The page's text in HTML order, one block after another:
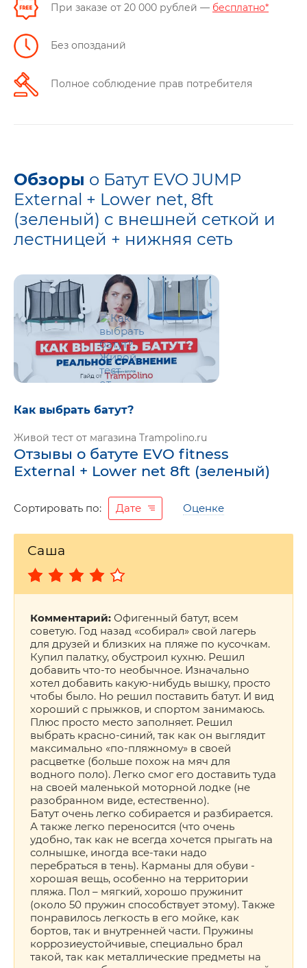
При заказе от 20 000 рублей — бесплатно*
Без опозданий
Полное соблюдение прав потребителя
Обзоры о Батут EVO JUMP
External + Lower net, 8ft
(зеленый) с внешней сеткой и
лестницей + нижняя сеть
Как выбрать батут?
Живой тест от магазина Trampolino.ru
Отзывы о батуте EVO fitness
External + Lower net 8ft (зеленый)
Сортировать по: Дате Оценке
Саша
Комментарий: Офигенный батут, всем
советую. Год назад «собирал» свой лагерь
для друзей и близких на пляже по кусочкам.
Купил палатку, обустроил кухню. Решил
добавить что-то необычное. Изначально
хотел добавить какую-нибудь вышку, просто
чтобы было. Но решил поставить батут. И вид
хороший с прыжков, и спортом занимаюсь.
Плюс просто место заполняет. Решил
выбрать красно-синий, так как он выглядит
максимально «по-пляжному» в своей
расцветке (больше похож на мяч для
водного поло). Легко смог его доставить туда
на своей маленькой моторной лодке (не
разобранном виде, естественно).
Батут очень легко собирается и разбирается.
А также легко переносится (что очень
удобно, так как не всегда хочется прыгать на
солнышке, иногда все-таки надо
перебраться в тень). Карманы для обуви -
хорошая вещь, особенно на территории
пляжа. Пол – мягкий, хорошо пружинит
(около 50 пружин способствует этому). Также
понравилось легкость в его мойке, как
бортов, так и внутренней части. Пружины
коррозиеустойчивые, специально брал
такой, так как металлические предметы на